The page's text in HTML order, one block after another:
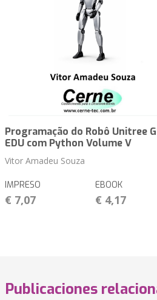
Programação do Robô Unitree
EDU com Python Volume V
Vitor Amadeu Souza
IMPRESO
€ 7,07
EBOOK
€ 4,17
Publicaciones